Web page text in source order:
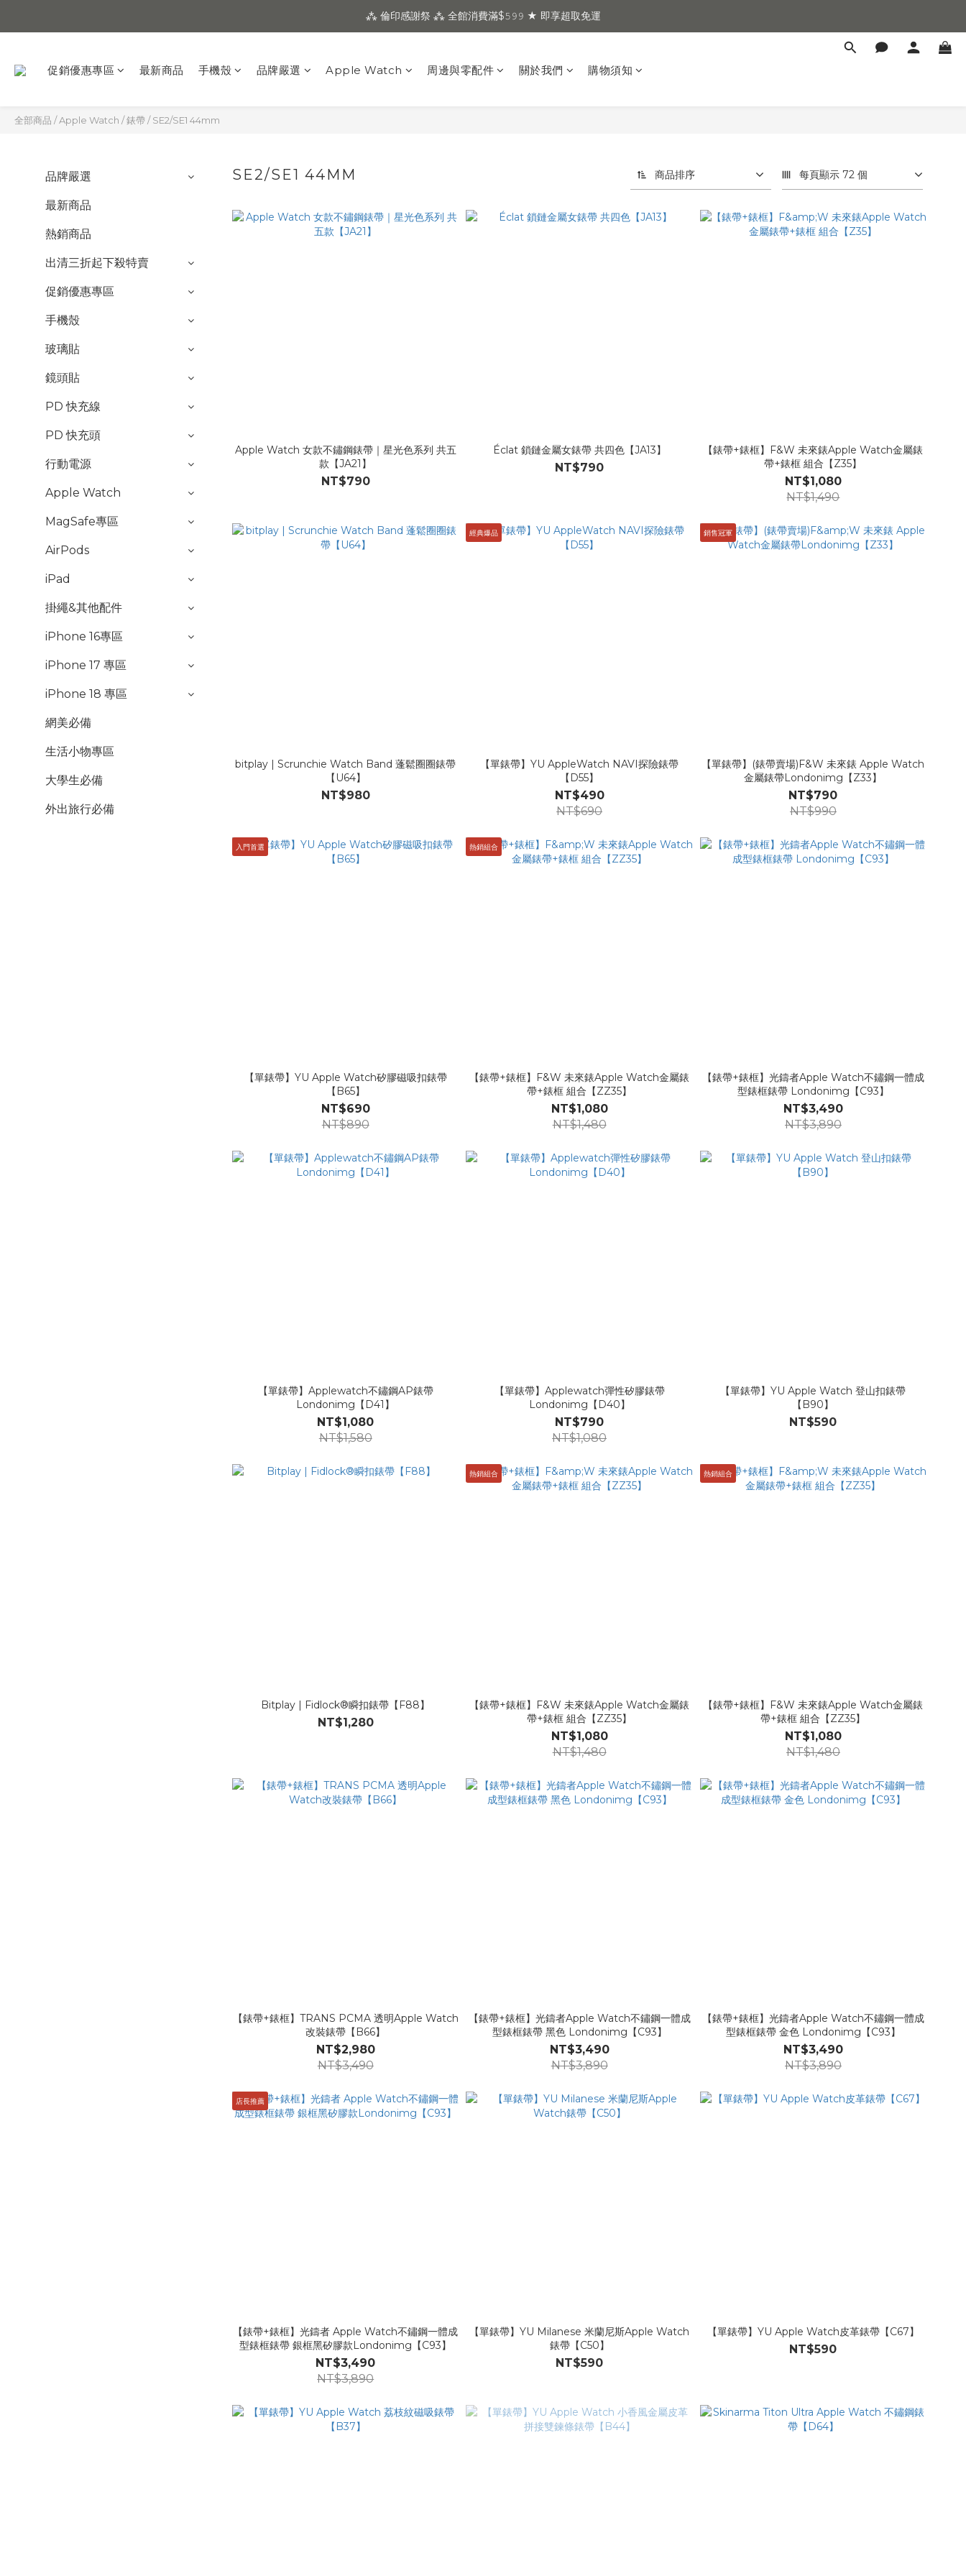
⁂ 倫印感謝祭 ⁂ 全館消費滿$𝟻𝟿𝟿 ★ 即享超取免運
促銷優惠專區 最新商品 手機殼 品牌嚴選 Apple Watch 周邊與零配件 關於我們 購物須知
全部商品 /Apple Watch /錶帶/SE2/SE1 44mm
品牌嚴選
最新商品
熱銷商品
出清三折起下殺特賣
促銷優惠專區
手機殼
玻璃貼
鏡頭貼
PD 快充線
PD 快充頭
行動電源
Apple Watch
MagSafe專區
AirPods
iPad
掛繩&其他配件
iPhone 16專區
iPhone 17 專區
iPhone 18 專區
網美必備
生活小物專區
大學生必備
外出旅行必備
SE2/SE1 44MM 商品排序 每頁顯示 72 個
Apple Watch 女款不鏽鋼錶帶｜星光色系列 共五
款【JA21】
NT$790
Éclat 鎖鏈金屬女錶帶 共四色【JA13】
NT$790
【錶帶+錶框】F&W 未來錶Apple Watch金屬錶
帶+錶框 組合【Z35】
NT$1,080
NT$1,490
bitplay | Scrunchie Watch Band 蓬鬆圈圈錶帶
【U64】
NT$980
經典爆品
【單錶帶】YU AppleWatch NAVI探險錶帶
【D55】
NT$490
NT$690
銷售冠軍
【單錶帶】(錶帶賣場)F&W 未來錶 Apple Watch
金屬錶帶Londonimg【Z33】
NT$790
NT$990
入門首選
【單錶帶】YU Apple Watch矽膠磁吸扣錶帶
【B65】
NT$690
NT$890
熱銷組合
【錶帶+錶框】F&W 未來錶Apple Watch金屬錶
帶+錶框 組合【ZZ35】
NT$1,080
NT$1,480
【錶帶+錶框】光鑄者Apple Watch不鏽鋼一體成
型錶框錶帶 Londonimg【C93】
NT$3,490
NT$3,890
【單錶帶】Applewatch不鏽鋼AP錶帶
Londonimg【D41】
NT$1,080
NT$1,580
【單錶帶】Applewatch彈性矽膠錶帶
Londonimg【D40】
NT$790
NT$1,080
【單錶帶】YU Apple Watch 登山扣錶帶
【B90】
NT$590
Bitplay | Fidlock®瞬扣錶帶【F88】
NT$1,280
熱銷組合
【錶帶+錶框】F&W 未來錶Apple Watch金屬錶
帶+錶框 組合【ZZ35】
NT$1,080
NT$1,480
熱銷組合
【錶帶+錶框】F&W 未來錶Apple Watch金屬錶
帶+錶框 組合【ZZ35】
NT$1,080
NT$1,480
【錶帶+錶框】TRANS PCMA 透明Apple Watch
改裝錶帶【B66】
NT$2,980
NT$3,490
【錶帶+錶框】光鑄者Apple Watch不鏽鋼一體成
型錶框錶帶 黑色 Londonimg【C93】
NT$3,490
NT$3,890
【錶帶+錶框】光鑄者Apple Watch不鏽鋼一體成
型錶框錶帶 金色 Londonimg【C93】
NT$3,490
NT$3,890
店長推薦
【錶帶+錶框】光鑄者 Apple Watch不鏽鋼一體成
型錶框錶帶 銀框黑矽膠款Londonimg【C93】
NT$3,490
NT$3,890
【單錶帶】YU Milanese 米蘭尼斯Apple Watch
錶帶【C50】
NT$590
【單錶帶】YU Apple Watch皮革錶帶【C67】
NT$590